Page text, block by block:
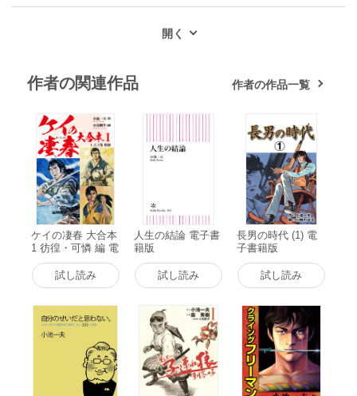
作者の関連作品 作者の作品一覧
ケイの凄春 大合本
1 彷徨・可憐 編 電
子書籍版
試し読み
人生の結論 電子書
籍版
試し読み
長男の時代 (1) 電
子書籍版
試し読み